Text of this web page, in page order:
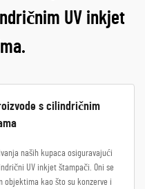
UV inkjet
s cilindričnim
naših kupaca osiguravajući
UV inkjet štampači. Oni se
kao što su konzerve i